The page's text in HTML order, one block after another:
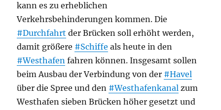
kann es zu erheblichen
Verkehrsbehinderungen kommen. Die
#Durchfahrt der Brücken soll erhöht werden,
damit größere #Schiffe als heute in den
#Westhafen fahren können. Insgesamt sollen
beim Ausbau der Verbindung von der #Havel
über die Spree und den #Westhafenkanal zum
Westhafen sieben Brücken höher gesetzt und